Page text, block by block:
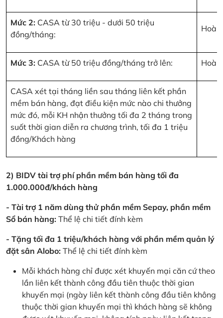
Mức 2: CASA từ 30 triệu - dưới 50 triệu
đồng/tháng:
Mức 3: CASA từ 50 triệu đồng/tháng trở lên:
CASA xét tại tháng liền sau tháng liên kết phần
mềm bán hàng, đạt điều kiện mức nào chi thưởng
mức đó, mỗi KH nhận thưởng tối đa 2 tháng trong
suốt thời gian diễn ra chương trình, tối đa 1 triệu
đồng/Khách hàng
2) BIDV tài trợ phí phần mềm bán hàng tối đa
1.000.000đ/khách hàng
- Tài trợ 1 năm dùng thử phần mềm Sepay, phần mềm
Sổ bán hàng: Thể lệ chi tiết đính kèm
- Tặng tối đa 1 triệu/khách hàng với phần mềm quản lý
đặt sân Alobo: Thể lệ chi tiết đính kèm
Mỗi khách hàng chỉ được xét khuyến mại căn cứ theo
lần liên kết thành công đầu tiên thuộc thời gian
khuyến mại (ngày liên kết thành công đầu tiên không
thuộc thời gian khuyến mại thì khách hàng sẽ không